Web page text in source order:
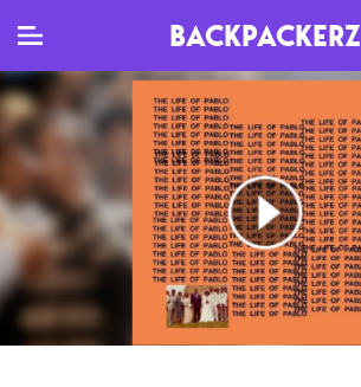
BACKPACKERZ
TV
Clips
Live
Documentaires
MAG
Dossiers
Tops
Interviews